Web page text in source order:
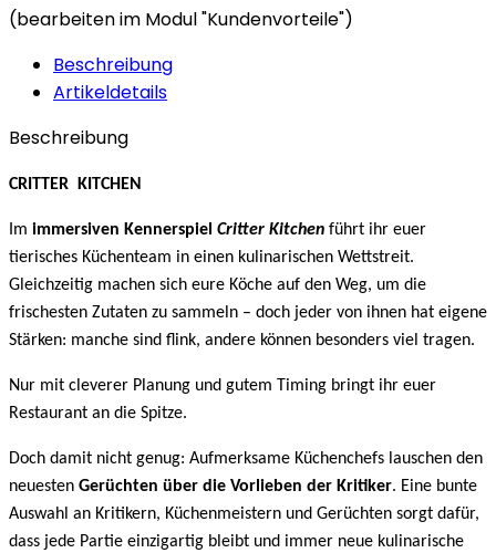
(bearbeiten im Modul "Kundenvorteile")
Beschreibung
Artikeldetails
Beschreibung
CRITTER KITCHEN
Im immersiven Kennerspiel Critter Kitchen führt ihr euer
tierisches Küchenteam in einen kulinarischen Wettstreit.
Gleichzeitig machen sich eure Köche auf den Weg, um die
frischesten Zutaten zu sammeln – doch jeder von ihnen hat eigene
Stärken: manche sind flink, andere können besonders viel tragen.
Nur mit cleverer Planung und gutem Timing bringt ihr euer
Restaurant an die Spitze.
Doch damit nicht genug: Aufmerksame Küchenchefs lauschen den
neuesten Gerüchten über die Vorlieben der Kritiker. Eine bunte
Auswahl an Kritikern, Küchenmeistern und Gerüchten sorgt dafür,
dass jede Partie einzigartig bleibt und immer neue kulinarische